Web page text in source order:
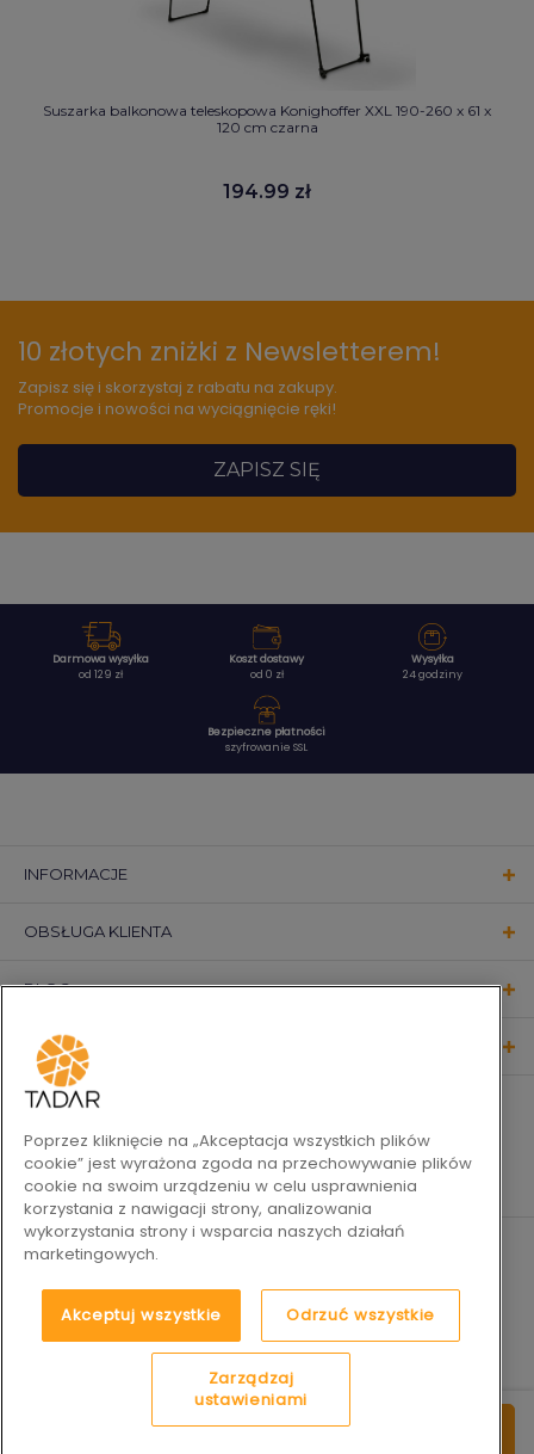
zł
Suszarka balkonowa teleskopowa Konighoffer XXL 190-260 x 61 x
120 cm czarna
194.99 zł
10 złotych zniżki z Newsletterem!
Zapisz się i skorzystaj z rabatu na zakupy.
Promocje i nowości na wyciągnięcie ręki!
ZAPISZ SIĘ
Darmowa wysyłka
od 129 zł
Koszt dostawy
od 0 zł
Wysyłka
24 godziny
Bezpieczne płatności
szyfrowanie SSL
INFORMACJE
OBSŁUGA KLIENTA
BLOG
KONTAKT
2019-2026 © Tadar Codzienne
Platforma e-commerce by
Poprzez kliknięcie na „Akceptacja wszystkich plików
cookie” jest wyrażona zgoda na przechowywanie plików
cookie na swoim urządzeniu w celu usprawnienia
korzystania z nawigacji strony, analizowania
wykorzystania strony i wsparcia naszych działań
marketingowych.
Akceptuj wszystkie Odrzuć wszystkie
Zarządzaj
ustawieniami